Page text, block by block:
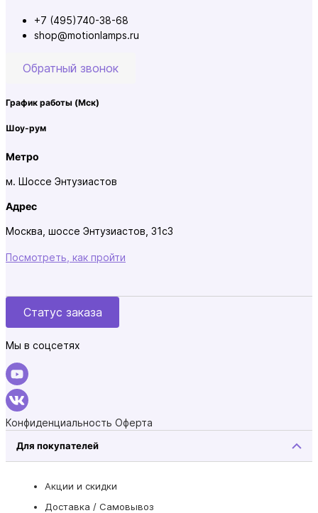
+7 (495)740-38-68
shop@motionlamps.ru
Обратный звонок
График работы (Мск)
Шоу-рум
Метро
м. Шоссе Энтузиастов
Адрес
Москва, шоссе Энтузиастов, 31с3
Посмотреть, как пройти
Статус заказа
Мы в соцсетях
Конфиденциальность Оферта
Для покупателей
Акции и скидки
Доставка / Самовывоз